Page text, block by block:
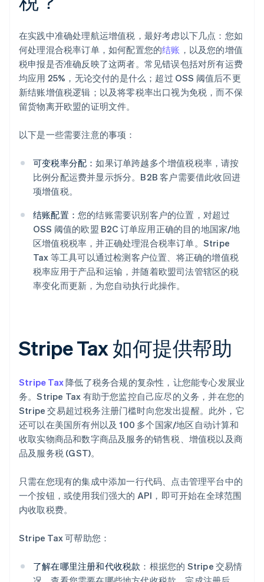
在实践中准确处理航运增值税，最好考虑以下几点：您如
何处理混合税率订单，如何配置您的结账 ，以及您的增值
税申报是否准确反映了这两者。常见错误包括对所有运费
均应用 25%，无论交付的是什么；超过 OSS 阈值后不更
新结账增值税逻辑；以及将零税率出口视为免税，而不保
留货物离开欧盟的证明文件。
以下是一些需要注意的事项：
可变税率分配：如果订单跨越多个增值税税率，请按
比例分配运费并显示拆分。B2B 客户需要借此收回进
项增值税。
结账配置： 您的结账需要识别客户的位置，对超过
OSS 阈值的欧盟 B2C 订单应用正确的目的地国家/地
区增值税税率，并正确处理混合税率订单。Stripe
Tax 等工具可以通过检测客户位置、将正确的增值税
税率应用于产品和运输，并随着欧盟司法管辖区的税
率变化而更新，为您自动执行此操作。
Stripe Tax 如何提供帮助
Stripe Tax降低了税务合规的复杂性，让您能专心发展业
务。Stripe Tax 有助于您监控自己应尽的义务，并在您的
Stripe 交易超过税务注册门槛时向您发出提醒。此外，它
还可以在美国所有州以及 100 多个国家/地区自动计算和
收取实物商品和数字商品及服务的销售税、增值税以及商
品及服务税 (GST)。
只需在您现有的集成中添加一行代码、点击管理平台中的
一个按钮，或使用我们强大的 API，即可开始在全球范围
内收取税费。
Stripe Tax 可帮助您：
了解在哪里注册和代收税款 ：根据您的 Stripe 交易情